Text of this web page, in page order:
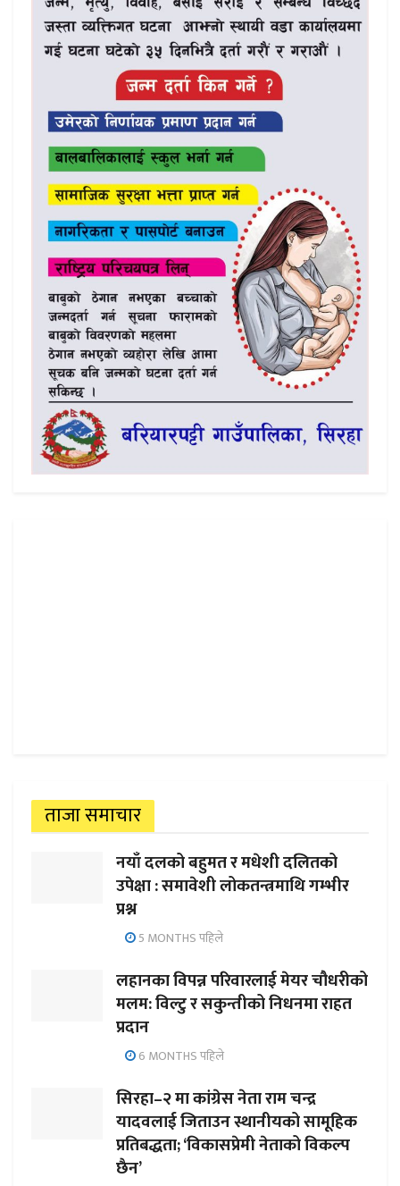
ताजा समाचार
नयाँ दलको बहुमत र मधेशी दलितको
उपेक्षा : समावेशी लोकतन्त्रमाथि गम्भीर
प्रश्न
5 MONTHS पहिले
लहानका विपन्न परिवारलाई मेयर चौधरीको
मलम: विल्टु र सकुन्तीको निधनमा राहत
प्रदान
6 MONTHS पहिले
सिरहा–२ मा कांग्रेस नेता राम चन्द्र
यादवलाई जिताउन स्थानीयको सामूहिक
प्रतिबद्धता; ‘विकासप्रेमी नेताको विकल्प
छैन’